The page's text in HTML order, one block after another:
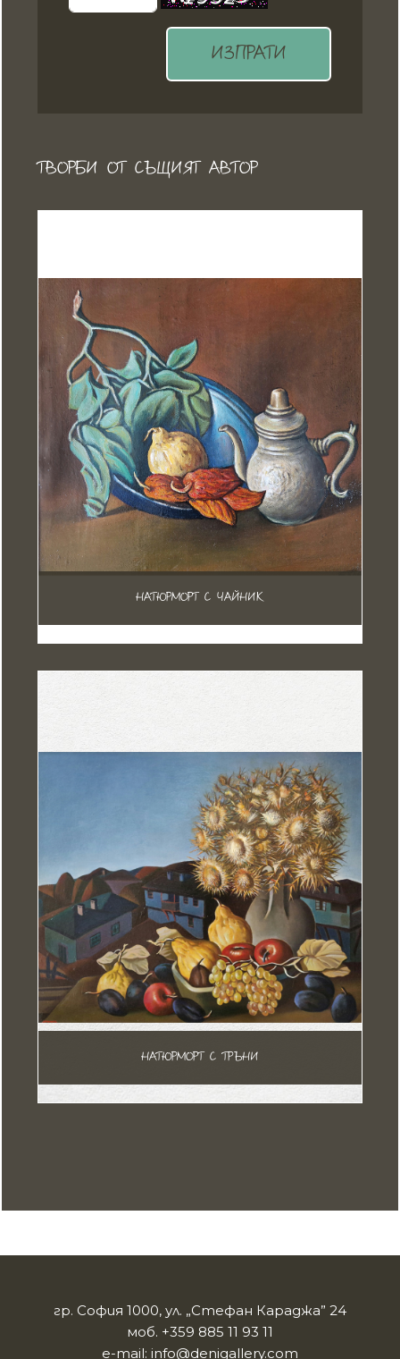
ИЗПРАТИ
ТВОРБИ ОТ СЪЩИЯТ АВТОР
НАТЮРМОРТ С ЧАЙНИК
НАТЮРМОРТ С ТРЪНИ
гр. София 1000, ул. „Стефан Караджа” 24
моб. +359 885 11 93 11
e-mail: info@denigallery.com